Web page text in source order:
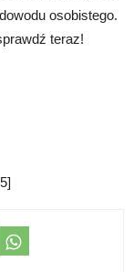
osobistego.
teraz!